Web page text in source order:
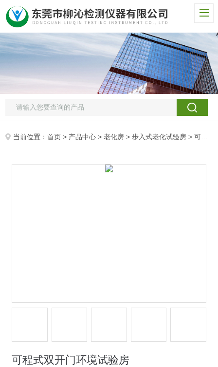
当前位置：首页 > 产品中心 >老化房 >步入式老化试验房 > 可程式双开门环境试验房
可程式双开门环境试验房